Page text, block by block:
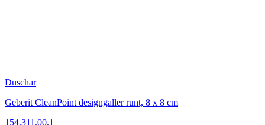
Duschar
Geberit CleanPoint designgaller runt, 8 x 8 cm
154.311.00.1